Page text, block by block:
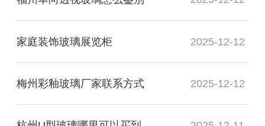
家庭装饰玻璃展览柜 2025-12-12
梅州彩釉玻璃厂家联系方式 2025-12-12